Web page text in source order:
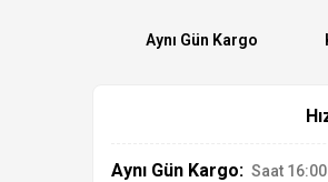
Aynı Gün Kargo
Aynı Gün Kargo: Saat